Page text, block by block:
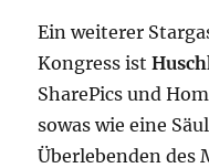
Ein weiterer
Kongress ist
SharePics und
sowas wie eine
Überlebenden des